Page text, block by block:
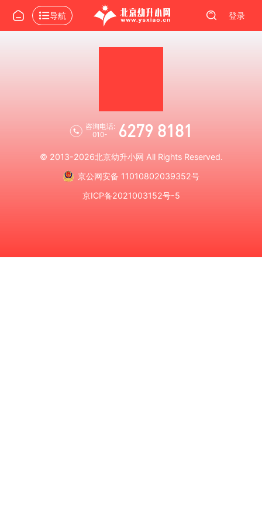
导航 登录
咨询电话:
010-
6279 8181
© 2013-2026北京幼升小网 All Rights Reserved.
京公网安备 11010802039352号
京ICP备2021003152号-5